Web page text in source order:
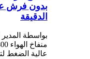
بدون فرش
الدقيقة
بواسطة المدير بتاريخ